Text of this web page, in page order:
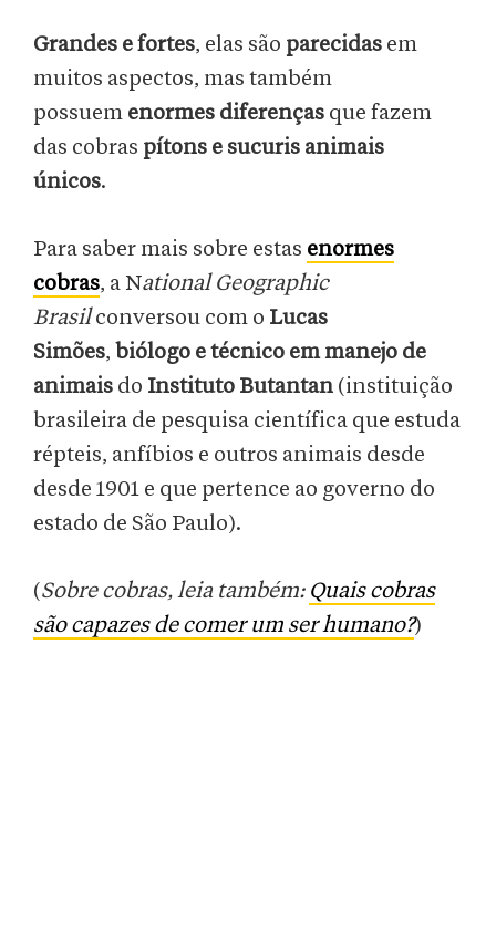
Grandes e fortes, elas são parecidas em
muitos aspectos, mas também
possuem enormes diferenças que fazem
das cobras pítons e sucuris animais
únicos.
Para saber mais sobre estas enormes
cobras, a National Geographic
Brasilconversou com o Lucas
Simões, biólogo e técnico em manejo de
animais do Instituto Butantan (instituição
brasileira de pesquisa científica que estuda
répteis, anfíbios e outros animais desde
desde 1901 e que pertence ao governo do
estado de São Paulo).
(Sobre cobras, leia também: Quais cobras
são capazes de comer um ser humano?)